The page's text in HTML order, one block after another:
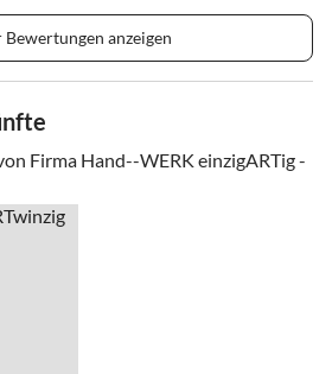
Bewertungen anzeigen
Firma Hand--WERK einzigARTig -